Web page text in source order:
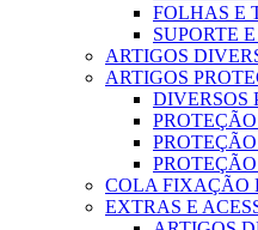
FOLHAS E
SUPORTE
ARTIGOS
ARTIGOS
DIVERSOS
COLA FIXAÇÃO
EXTRAS E